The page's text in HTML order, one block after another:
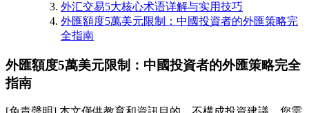
外汇交易5大核心术语详解与实用技巧
外匯額度5萬美元限制：中國投資者的外匯策略完
全指南
外匯額度5萬美元限制：中國投資者的外匯策略完全
指南